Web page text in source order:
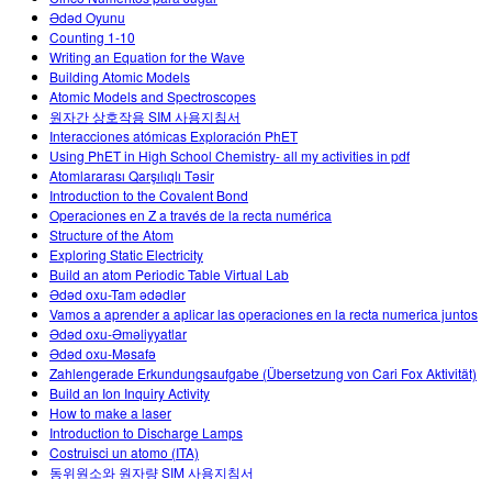
Ədəd Oyunu
Counting 1-10
Writing an Equation for the Wave
Building Atomic Models
Atomic Models and Spectroscopes
원자간 상호작용 SIM 사용지침서
Interacciones atómicas Exploración PhET
Using PhET in High School Chemistry- all my activities in pdf
Atomlararası Qarşılıqlı Təsir
Introduction to the Covalent Bond
Operaciones en Z a través de la recta numérica
Structure of the Atom
Exploring Static Electricity
Build an atom Periodic Table Virtual Lab
Ədəd oxu-Tam ədədlər
Vamos a aprender a aplicar las operaciones en la recta numerica juntos
Ədəd oxu-Əməliyyatlar
Ədəd oxu-Məsafə
Zahlengerade Erkundungsaufgabe (Übersetzung von Cari Fox Aktivität)
Build an Ion Inquiry Activity
How to make a laser
Introduction to Discharge Lamps
Costruisci un atomo (ITA)
동위원소와 원자량 SIM 사용지침서